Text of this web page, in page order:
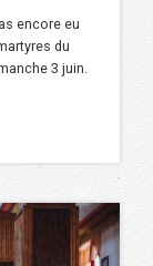
encore eu
du
3 juin.